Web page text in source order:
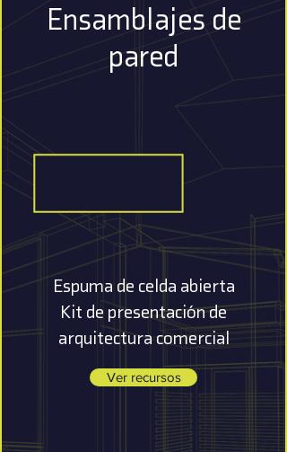
Ensamblajes de
pared
Espuma de celda abierta
Kit de presentación de
arquitectura comercial
Ver recursos